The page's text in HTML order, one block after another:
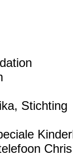
Stichting
Chris